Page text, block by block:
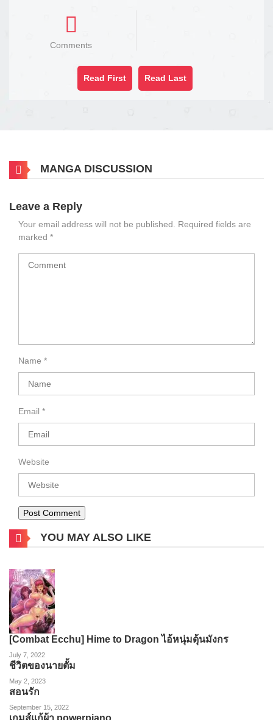
Comments
Read First Read Last
MANGA DISCUSSION
Leave a Reply
Your email address will not be published. Required fields are
marked *
Name *
Email *
Website
YOU MAY ALSO LIKE
[Combat Ecchu] Hime to Dragon ไอ้หนุ่มดุ้นมังกร
July 7, 2022
ชีวิตของนายตั้ม
May 2, 2023
สอนรัก
September 15, 2022